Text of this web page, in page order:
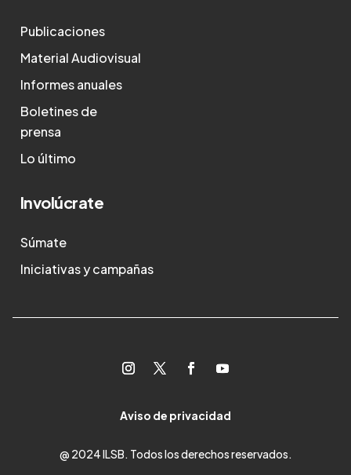
Publicaciones
Material Audiovisual
Informes anuales
Boletines de
prensa
Lo último
Involúcrate
Súmate
Iniciativas y campañas
Aviso de privacidad
@ 2024 ILSB. Todos los derechos reservados.